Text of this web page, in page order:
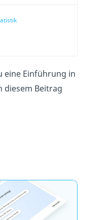
eine Einführung in
diesem Beitrag